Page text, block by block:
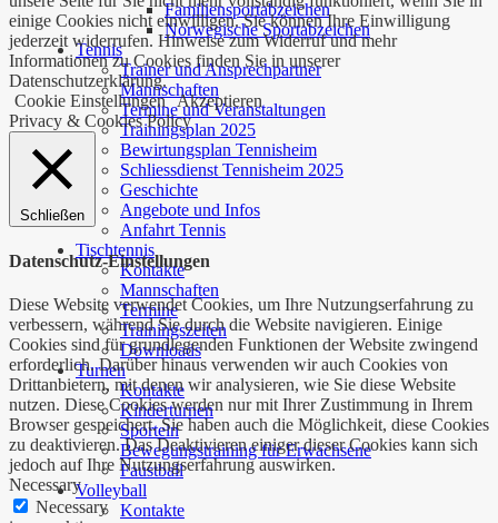
Familiensportabzeichen
Norwegische Sportabzeichen
Tennis
Trainer und Ansprechpartner
Mannschaften
Termine und Veranstaltungen
Trainingsplan 2025
Bewirtungsplan Tennisheim
Schliessdienst Tennisheim 2025
Geschichte
Angebote und Infos
Anfahrt Tennis
Tischtennis
Kontakte
Mannschaften
Termine
Trainingszeiten
Downloads
Turnen
Kontakte
Kinderturnen
Sporteln
Bewegungstraining für Erwachsene
Faustball
Volleyball
Kontakte
einige Cookies nicht einwilligen. Sie können Ihre Einwilligung
jederzeit widerrufen. Hinweise zum Widerruf und mehr
Informationen zu Cookies finden Sie in unserer
Datenschutzerklärung.
Cookie Einstellungen Akzeptieren
Privacy & Cookies Policy
Schließen
Datenschutz-Einstellungen
Diese Website verwendet Cookies, um Ihre Nutzungserfahrung zu
verbessern, während Sie durch die Website navigieren. Einige
Cookies sind für grundlegenden Funktionen der Website zwingend
erforderlich. Darüber hinaus verwenden wir auch Cookies von
Drittanbietern, mit denen wir analysieren, wie Sie diese Website
nutzen. Diese Cookies werden nur mit Ihrer Zustimmung in Ihrem
Browser gespeichert. Sie haben auch die Möglichkeit, diese Cookies
zu deaktivieren. Das Deaktivieren einiger dieser Cookies kann sich
jedoch auf Ihre Nutzungserfahrung auswirken.
Necessary
Necessary